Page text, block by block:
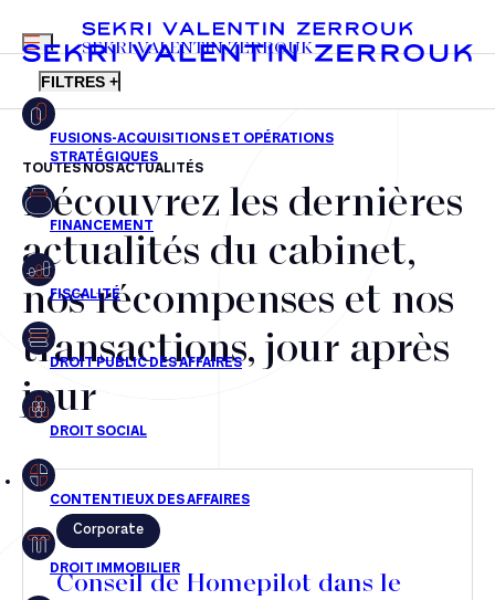
FR EN
MENU
SEKRI VALENTIN ZERROUK
FILTRES +
Fusions-acquisitions et opérations stratégiques
Financement
Fiscalité
Droit public des affaires
Droit social
Droit immobilier
Restructuring
TOUTES NOS ACTUALITÉS
Découvrez les dernières
actualités du cabinet,
nos récompenses et nos
transactions, jour après
jour
Corporate
Conseil de Homepilot dans le